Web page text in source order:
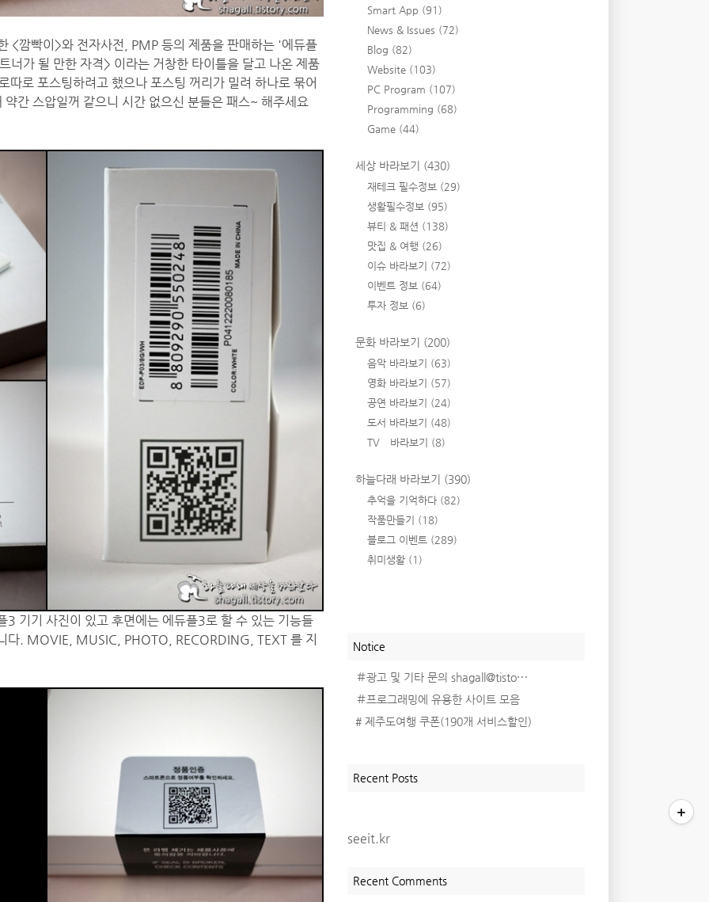
Smart App (91)
News & Issues (72)
Blog (82)
Website (103)
PC Program (107)
Programming (68)
Game (44)
세상 바라보기 (430)
재테크 필수정보 (29)
생활필수정보 (95)
뷰티 & 패션 (138)
맛집 & 여행 (26)
이슈 바라보기 (72)
이벤트 정보 (64)
투자 정보 (6)
문화 바라보기 (200)
음악 바라보기 (63)
영화 바라보기 (57)
공연 바라보기 (24)
도서 바라보기 (48)
TV 바라보기 (8)
하늘다래 바라보기 (390)
추억을 기억하다 (82)
작품만들기 (18)
블로그 이벤트 (289)
취미생활 (1)
Notice
＃광고 및 기타 문의 shagall@tisto⋯
＃프로그래밍에 유용한 사이트 모음
# 제주도여행 쿠폰(190개 서비스할인)
Recent Posts
seeit.kr
Recent Comments
<깜빡이>와 전자사전, PMP 등의 제품을 판매하는 '에듀플
너가 될 만한 자격> 이라는 거창한 타이틀을 달고 나온 제품
로 포스팅하려고 했으나 포스팅 꺼리가 밀려 하나로 묶어
간 스압일꺼 같으니 시간 없으신 분들은 패스~ 해주세요
기기 사진이 있고 후면에는 에듀플3로 할 수 있는 기능들
다. MOVIE, MUSIC, PHOTO, RECORDING, TEXT 를 지